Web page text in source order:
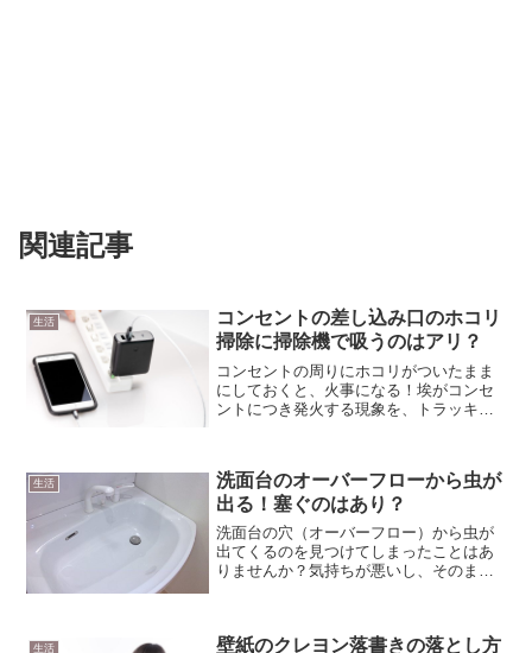
関連記事
生活
コンセントの差し込み口のホコリ
掃除に掃除機で吸うのはアリ？
コンセントの周りにホコリがついたまま
にしておくと、火事になる！埃がコンセ
ントにつき発火する現象を、トラッキン
生活
洗面台のオーバーフローから虫が
出る！塞ぐのはあり？
洗面台の穴（オーバーフロー）から虫が
出てくるのを見つけてしまったことはあ
りませんか？気持ちが悪いし、そのまま
解決策をご紹介したいと思います。
生活
壁紙のクレヨン落書きの落とし方